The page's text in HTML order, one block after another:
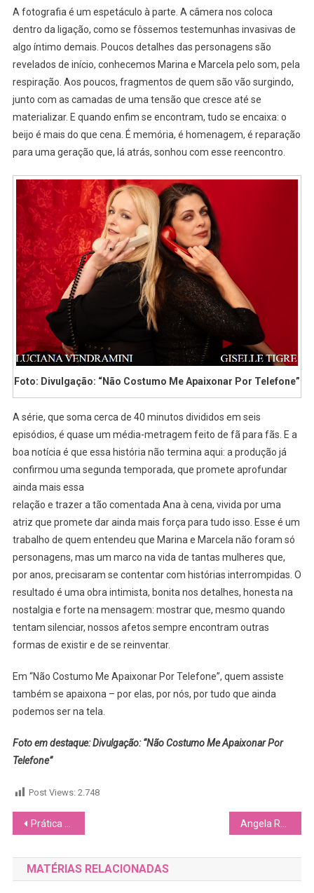
A fotografia é um espetáculo à parte. A câmera nos coloca
dentro da ligação, como se fôssemos testemunhas invasivas de
algo íntimo demais. Poucos detalhes das personagens são
revelados de início, conhecemos Marina e Marcela pelo som, pela
respiração. Aos poucos, fragmentos de quem são vão surgindo,
junto com as camadas de uma tensão que cresce até se
materializar. E quando enfim se encontram, tudo se encaixa: o
beijo é mais do que cena. É memória, é homenagem, é reparação
para uma geração que, lá atrás, sonhou com esse reencontro.
Foto: Divulgação: “Não Costumo Me Apaixonar Por Telefone”
A série, que soma cerca de 40 minutos divididos em seis
episódios, é quase um média-metragem feito de fã para fãs. E a
boa notícia é que essa história não termina aqui: a produção já
confirmou uma segunda temporada, que promete aprofundar
ainda mais essa
relação e trazer a tão comentada Ana à cena, vivida por uma
atriz que promete dar ainda mais força para tudo isso. Esse é um
trabalho de quem entendeu que Marina e Marcela não foram só
personagens, mas um marco na vida de tantas mulheres que,
por anos, precisaram se contentar com histórias interrompidas. O
resultado é uma obra intimista, bonita nos detalhes, honesta na
nostalgia e forte na mensagem: mostrar que, mesmo quando
tentam silenciar, nossos afetos sempre encontram outras
formas de existir e de se reinventar.
Em “Não Costumo Me Apaixonar Por Telefone”, quem assiste
também se apaixona – por elas, por nós, por tudo que ainda
podemos ser na tela.
Foto em destaque: Divulgação: “Não Costumo Me Apaixonar Por
Telefone”
Post Views: 2.748
Navegação
de
Post
Prática de Worship Ceremony se torna cada vez mais conhecida ao preceder gravações de GLs Angela Ro Ro é homenageada no show beneficente “Fogueira”, em 12 de julho, no Teatro Rival Petrobras
MATÉRIAS RELACIONADAS